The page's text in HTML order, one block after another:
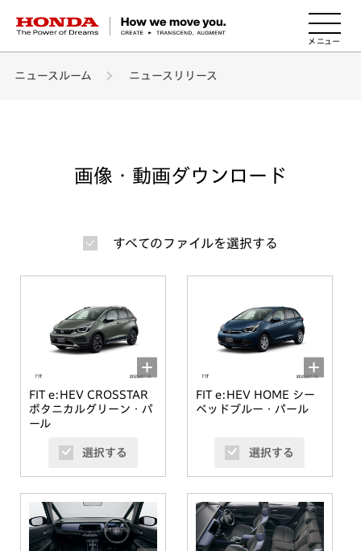
HONDA The Power of Dreams
ニュースルーム ニュースリリース
画像・動画ダウンロード
すべてのファイルを選択する
FIT e:HEV CROSSTAR
ボタニカルグリーン・パ
ール
選択する
FIT e:HEV HOME シー
ベッドブルー・パール
選択する